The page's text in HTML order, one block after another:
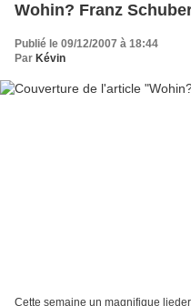
Wohin? Franz
Publié le 09/12/2007 à 18:44
Par Kévin
Cette semaine un magnifique